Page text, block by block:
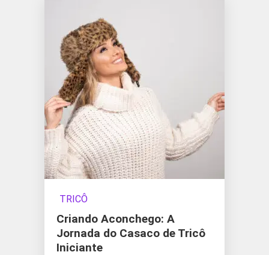
TRICÔ
Criando Aconchego: A
Jornada do Casaco de Tricô
Iniciante